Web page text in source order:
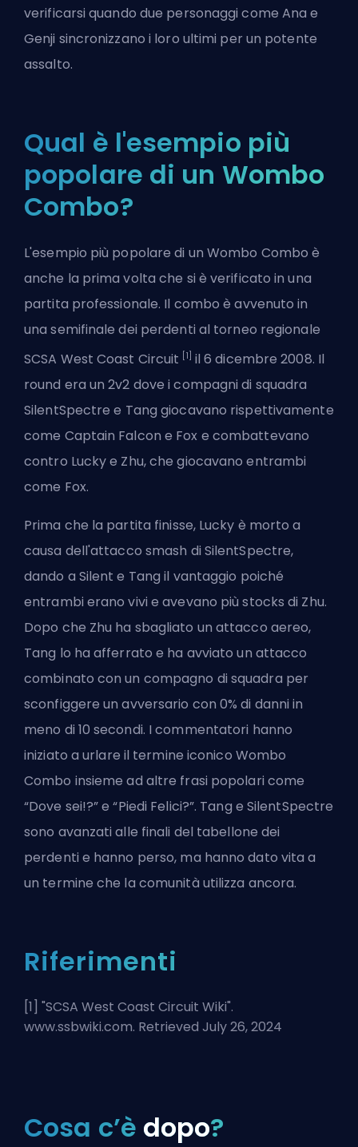
verificarsi quando due personaggi come Ana e
Genji sincronizzano i loro ultimi per un potente
assalto.
Qual è l'esempio più
popolare di un Wombo
Combo?
L'esempio più popolare di un Wombo Combo è
anche la prima volta che si è verificato in una
partita professionale. Il combo è avvenuto in
una semifinale dei perdenti al torneo regionale
SCSA West Coast Circuit
[1] il 6 dicembre 2008. Il
round era un 2v2 dove i compagni di squadra
SilentSpectre e Tang giocavano rispettivamente
come Captain Falcon e Fox e combattevano
contro Lucky e Zhu, che giocavano entrambi
come Fox.
Prima che la partita finisse, Lucky è morto a
causa dell'attacco smash di SilentSpectre,
dando a Silent e Tang il vantaggio poiché
entrambi erano vivi e avevano più stocks di Zhu.
Dopo che Zhu ha sbagliato un attacco aereo,
Tang lo ha afferrato e ha avviato un attacco
combinato con un compagno di squadra per
sconfiggere un avversario con 0% di danni in
meno di 10 secondi. I commentatori hanno
iniziato a urlare il termine iconico Wombo
Combo insieme ad altre frasi popolari come
“Dove sei!?” e “Piedi Felici?”. Tang e SilentSpectre
sono avanzati alle finali del tabellone dei
perdenti e hanno perso, ma hanno dato vita a
un termine che la comunità utilizza ancora.
Riferimenti
[1] "SCSA West Coast Circuit Wiki".
www.ssbwiki.com. Retrieved July 26, 2024
Cosa c’è dopo?